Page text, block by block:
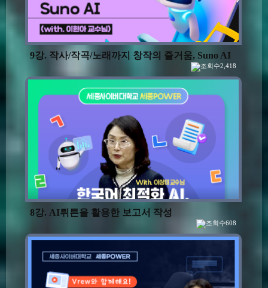
9강. 작사/작곡/노래까지 창작의 즐거움, Suno AI
2,418
8강. AI뤼튼을 활용한 보고서 작성
608